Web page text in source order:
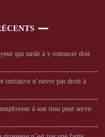
qui tarde à y renoncer doit
initiative n’ouvre pas droit à
à son insu peut servir